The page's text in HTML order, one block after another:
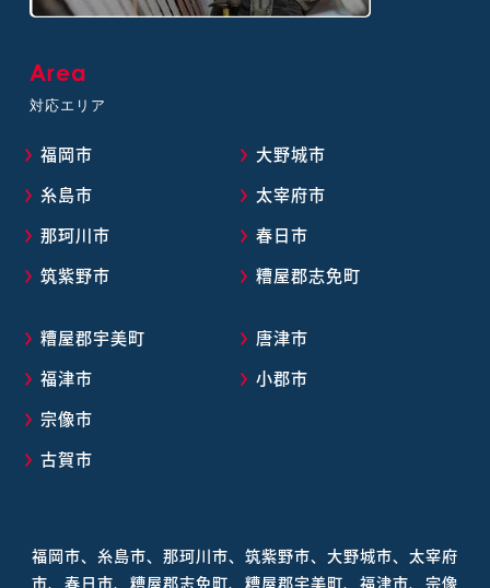
Area
対応エリア
福岡市
糸島市
那珂川市
筑紫野市
大野城市
太宰府市
春日市
糟屋郡志免町
糟屋郡宇美町
福津市
宗像市
古賀市
唐津市
小郡市
福岡市、糸島市、那珂川市、筑紫野市、大野城市、太宰府
市、春日市、糟屋郡志免町、糟屋郡宇美町、福津市、宗像